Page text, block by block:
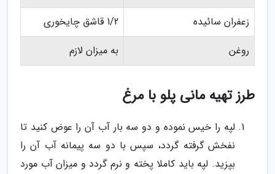
زعفران سائیده
1/2 قاشق چایخوری
روغن
به میزان لازم
طرز تهیه مانی پلو با مرغ
لپه را خیس نموده و دو سه بار آب آن را عوض کنید تا
نفخش گرفته گردد، سپس با دو سه پیمانه آب آن را
بپزید. لپه باید کاملا پخته و نرم گردد و میزان آب مورد